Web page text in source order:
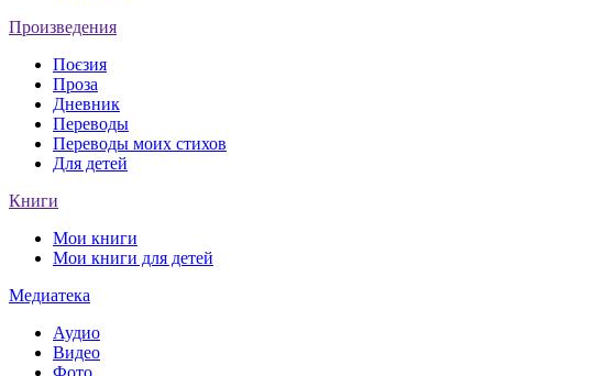
Произведения
Поєзия
Проза
Дневник
Переводы
Переводы моих стихов
Для детей
Книги
Мои книги
Мои книги для детей
Медиатека
Аудио
Видео
Фото